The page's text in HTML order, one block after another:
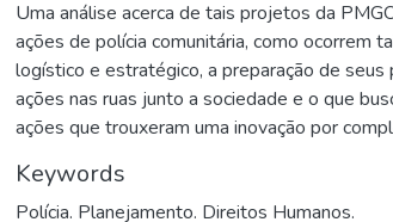
Uma análise acerca de tais projetos da
ações de polícia comunitária, como ocorrem
logístico e estratégico, a preparação de seus
ações nas ruas junto a sociedade e o que
ações que trouxeram uma inovação por
Keywords
Polícia. Planejamento. Direitos Humanos.